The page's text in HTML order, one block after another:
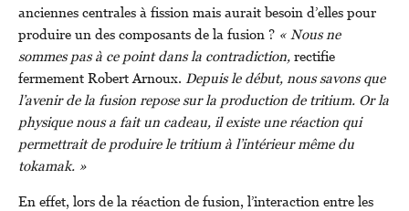
anciennes centrales à fission mais aurait besoin d’elles pour
produire un des composants de la fusion ? « Nous ne
sommes pas à ce point dans la contradiction,rectifie
fermement Robert Arnoux. Depuis le début, nous savons que
l’avenir de la fusion repose sur la production de tritium. Or la
physique nous a fait un cadeau, il existe une réaction qui
permettrait de produire le tritium à l’intérieur même du
tokamak. »
En effet, lors de la réaction de fusion, l’interaction entre les